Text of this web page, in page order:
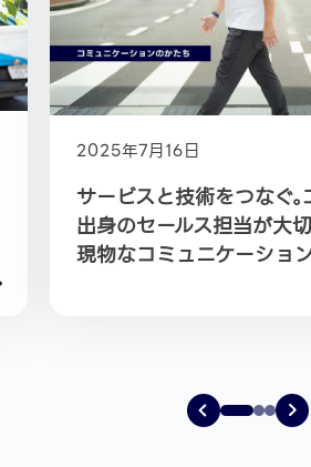
2025年7月16日
サービスと技術をつなぐ
出身のセールス担当が大
現物なコミュニケーショ